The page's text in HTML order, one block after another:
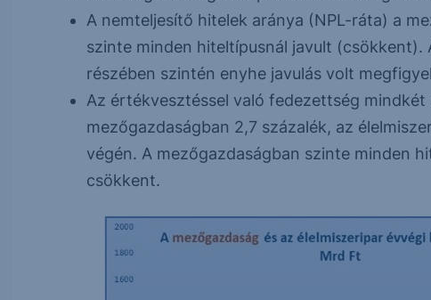
A nemteljesítő hitelek aránya (NPL-ráta) a
szinte minden hiteltípusnál javult (csökkent).
részében szintén enyhe javulás volt
Az értékvesztéssel való fedezettség
mezőgazdaságban 2,7 százalék, az
végén. A mezőgazdaságban szinte minden
csökkent.